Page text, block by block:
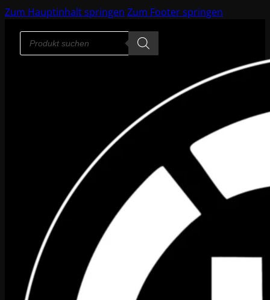
Zum Hauptinhalt springen Zum Footer springen
Products
search